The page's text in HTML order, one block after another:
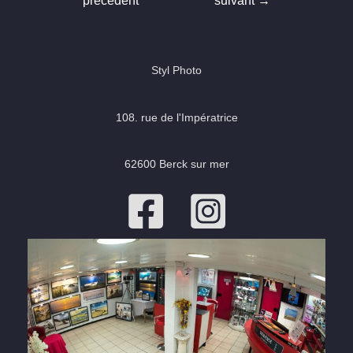
Styl Photo
108. rue de l'Impératrice
62600 Berck sur mer